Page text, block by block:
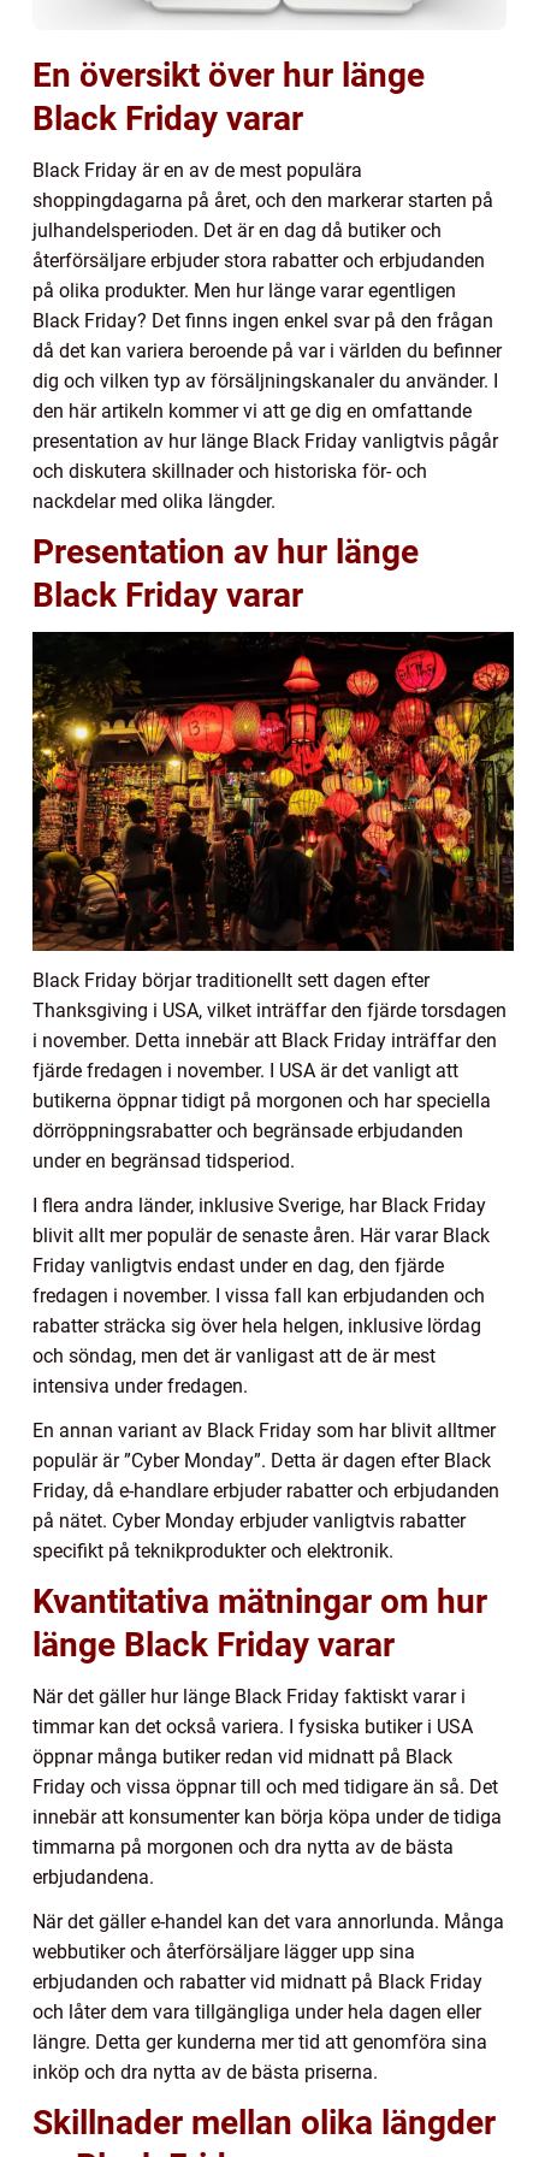
En översikt över hur länge
Black Friday varar
Black Friday är en av de mest populära
shoppingdagarna på året, och den markerar starten på
julhandelsperioden. Det är en dag då butiker och
återförsäljare erbjuder stora rabatter och erbjudanden
på olika produkter. Men hur länge varar egentligen
Black Friday? Det finns ingen enkel svar på den frågan
då det kan variera beroende på var i världen du befinner
dig och vilken typ av försäljningskanaler du använder. I
den här artikeln kommer vi att ge dig en omfattande
presentation av hur länge Black Friday vanligtvis pågår
och diskutera skillnader och historiska för- och
nackdelar med olika längder.
Presentation av hur länge
Black Friday varar
Black Friday börjar traditionellt sett dagen efter
Thanksgiving i USA, vilket inträffar den fjärde torsdagen
i november. Detta innebär att Black Friday inträffar den
fjärde fredagen i november. I USA är det vanligt att
butikerna öppnar tidigt på morgonen och har speciella
dörröppningsrabatter och begränsade erbjudanden
under en begränsad tidsperiod.
I flera andra länder, inklusive Sverige, har Black Friday
blivit allt mer populär de senaste åren. Här varar Black
Friday vanligtvis endast under en dag, den fjärde
fredagen i november. I vissa fall kan erbjudanden och
rabatter sträcka sig över hela helgen, inklusive lördag
och söndag, men det är vanligast att de är mest
intensiva under fredagen.
En annan variant av Black Friday som har blivit alltmer
populär är ”Cyber Monday”. Detta är dagen efter Black
Friday, då e-handlare erbjuder rabatter och erbjudanden
på nätet. Cyber Monday erbjuder vanligtvis rabatter
specifikt på teknikprodukter och elektronik.
Kvantitativa mätningar om hur
länge Black Friday varar
När det gäller hur länge Black Friday faktiskt varar i
timmar kan det också variera. I fysiska butiker i USA
öppnar många butiker redan vid midnatt på Black
Friday och vissa öppnar till och med tidigare än så. Det
innebär att konsumenter kan börja köpa under de tidiga
timmarna på morgonen och dra nytta av de bästa
erbjudandena.
När det gäller e-handel kan det vara annorlunda. Många
webbutiker och återförsäljare lägger upp sina
erbjudanden och rabatter vid midnatt på Black Friday
och låter dem vara tillgängliga under hela dagen eller
längre. Detta ger kunderna mer tid att genomföra sina
inköp och dra nytta av de bästa priserna.
Skillnader mellan olika längder